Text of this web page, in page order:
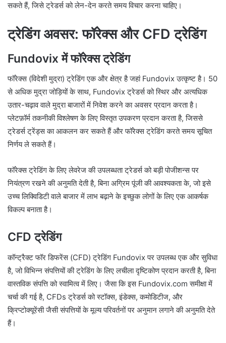
सकते हैं, जिसे ट्रेडर्स को लेन-देन करते समय विचार करना चाहिए।
ट्रेडिंग अवसर: फॉरेक्स और CFD ट्रेडिंग
Fundovix में फॉरेक्स ट्रेडिंग
फॉरेक्स (विदेशी मुद्रा) ट्रेडिंग एक और क्षेत्र है जहां Fundovix उत्कृष्ट है। 50
से अधिक मुद्रा जोड़ियों के साथ, Fundovix ट्रेडर्स को स्थिर और अत्यधिक
उतार-चढ़ाव वाले मुद्रा बाजारों में निवेश करने का अवसर प्रदान करता है।
प्लेटफ़ॉर्म तकनीकी विश्लेषण के लिए विस्तृत उपकरण प्रदान करता है, जिससे
ट्रेडर्स ट्रेंड्स का आकलन कर सकते हैं और फॉरेक्स ट्रेडिंग करते समय सूचित
निर्णय ले सकते हैं।
फॉरेक्स ट्रेडिंग के लिए लेवरेज की उपलब्धता ट्रेडर्स को बड़ी पोजीशन्स पर
नियंत्रण रखने की अनुमति देती है, बिना अग्रिम पूंजी की आवश्यकता के, जो इसे
उच्च लिक्विडिटी वाले बाजार में लाभ बढ़ाने के इच्छुक लोगों के लिए एक आकर्षक
विकल्प बनाता है।
CFD ट्रेडिंग
कॉन्ट्रैक्ट फॉर डिफरेंस (CFD) ट्रेडिंग Fundovix पर उपलब्ध एक और सुविधा
है, जो विभिन्न संपत्तियों की ट्रेडिंग के लिए लचीला दृष्टिकोण प्रदान करती है, बिना
वास्तविक संपत्ति को स्वामित्व में लिए। जैसा कि इस Fundovix.com समीक्षा में
चर्चा की गई है, CFDs ट्रेडर्स को स्टॉक्स, इंडेक्स, कमोडिटीज, और
क्रिप्टोक्यूरेंसी जैसी संपत्तियों के मूल्य परिवर्तनों पर अनुमान लगाने की अनुमति देते
हैं।